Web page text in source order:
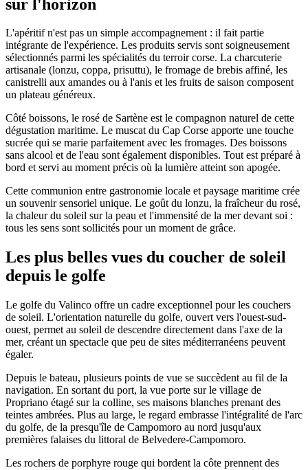
sur l'horizon
L'apéritif n'est pas un simple accompagnement : il fait partie
intégrante de l'expérience. Les produits servis sont soigneusement
sélectionnés parmi les spécialités du terroir corse. La charcuterie
artisanale (lonzu, coppa, prisuttu), le fromage de brebis affiné, les
canistrelli aux amandes ou à l'anis et les fruits de saison composent
un plateau généreux.
Côté boissons, le rosé de Sartène est le compagnon naturel de cette
dégustation maritime. Le muscat du Cap Corse apporte une touche
sucrée qui se marie parfaitement avec les fromages. Des boissons
sans alcool et de l'eau sont également disponibles. Tout est préparé à
bord et servi au moment précis où la lumière atteint son apogée.
Cette communion entre gastronomie locale et paysage maritime crée
un souvenir sensoriel unique. Le goût du lonzu, la fraîcheur du rosé,
la chaleur du soleil sur la peau et l'immensité de la mer devant soi :
tous les sens sont sollicités pour un moment de grâce.
Les plus belles vues du coucher de soleil
depuis le golfe
Le golfe du Valinco offre un cadre exceptionnel pour les couchers
de soleil. L'orientation naturelle du golfe, ouvert vers l'ouest-sud-
ouest, permet au soleil de descendre directement dans l'axe de la
mer, créant un spectacle que peu de sites méditerranéens peuvent
égaler.
Depuis le bateau, plusieurs points de vue se succèdent au fil de la
navigation. En sortant du port, la vue porte sur le village de
Propriano étagé sur la colline, ses maisons blanches prenant des
teintes ambrées. Plus au large, le regard embrasse l'intégralité de l'arc
du golfe, de la presqu'île de Campomoro au nord jusqu'aux
premières falaises du littoral de Belvedere-Campomoro.
Les rochers de porphyre rouge qui bordent la côte prennent des